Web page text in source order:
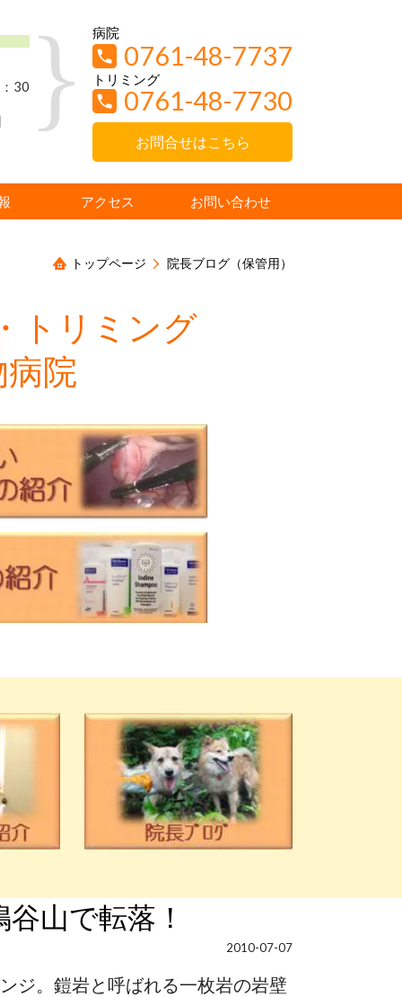
30
病院
0761-48-7737
トリミング
0761-48-7730
お問合せはこちら
アクセス お問い合わせ
トップページ 院長ブログ（保管用）
トリミング
院
山で転落！
2010-07-07
ジ。鎧岩と呼ばれる一枚岩の岩壁